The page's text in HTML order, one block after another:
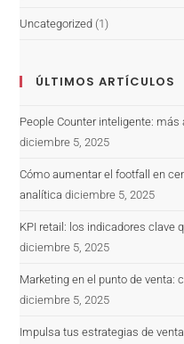
Uncategorized (1)
ÚLTIMOS ARTÍCULOS
People Counter inteligente:
diciembre 5, 2025
Cómo aumentar el footfall en
analítica diciembre 5, 2025
KPI retail: los indicadores clave
diciembre 5, 2025
Marketing en el punto de venta:
diciembre 5, 2025
Impulsa tus estrategias de